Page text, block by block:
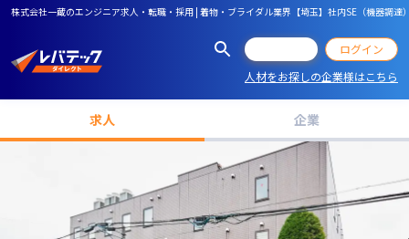
株式会社一蔵のエンジニア求人・転職・採用 | 着物・ブライダル業界【埼玉】社内SE（機器調達
ログイン
人材をお探しの企業様はこちら
求人 企業